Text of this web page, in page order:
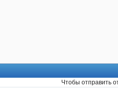
Чтобы отправить